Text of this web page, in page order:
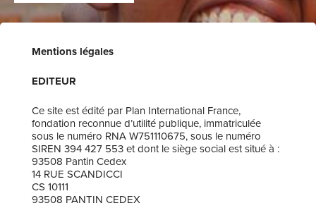
Mentions légales
EDITEUR
Ce site est édité par Plan International France,
fondation reconnue d’utilité publique, immatriculée
sous le numéro RNA W751110675, sous le numéro
SIREN 394 427 553 et dont le siège social est situé à :
93508 Pantin Cedex
14 RUE SCANDICCI
CS 10111
93508 PANTIN CEDEX